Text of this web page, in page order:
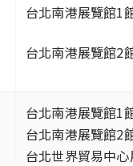
台北南港展覽館1
台北南港展覽館2
台北南港展覽館1
台北南港展覽館2
台北世界貿易中